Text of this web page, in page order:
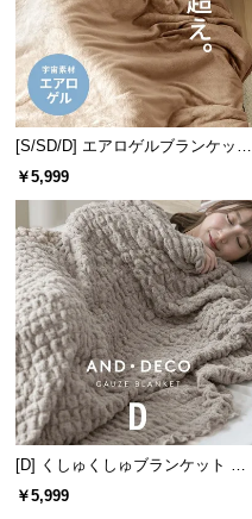
o.,
[S/SD/D] エアロゲルブランケット
140×200cm
￥5,999
[D] くしゅくしゅブランケット 天
然コットン100% 洗える
￥5,999